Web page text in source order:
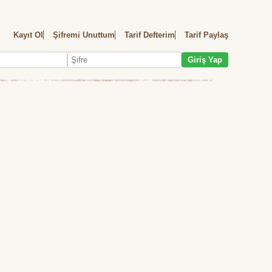
Kayıt Ol Şifremi Unuttum Tarif Defterim Tarif Paylaş
Giriş Yap